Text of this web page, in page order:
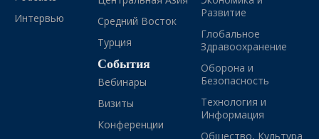
Интервью
Средний Восток
Турция
События
Вебинары
Визиты
Конференции
Развитие
Глобальное
Здравоохранение
Оборона и
Безопасность
Технология и
Информация
Общество, Культура